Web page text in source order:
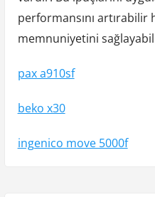
performansını
memnuniyetini
pax a910sf
beko x30
ingenico move 5000f